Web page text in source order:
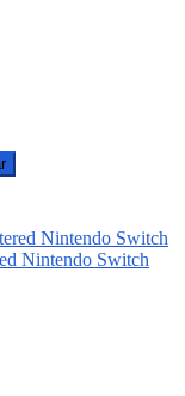
Nintendo Switch